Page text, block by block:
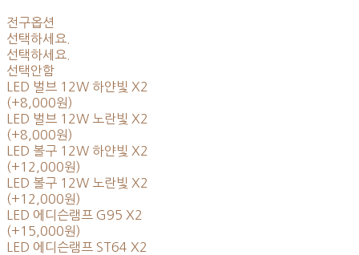
전구옵션
선택하세요.
선택하세요.
선택안함
LED 벌브 12W 하얀빛 X2
(+8,000원)
LED 벌브 12W 노란빛 X2
(+8,000원)
LED 볼구 12W 하얀빛 X2
(+12,000원)
LED 볼구 12W 노란빛 X2
(+12,000원)
LED 에디슨램프 G95 X2
(+15,000원)
LED 에디슨램프 ST64 X2